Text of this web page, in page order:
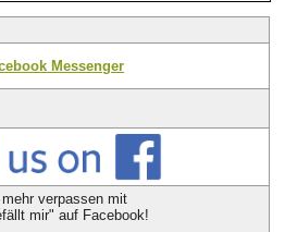
Messenger
verpassen mit
mir" auf Facebook!